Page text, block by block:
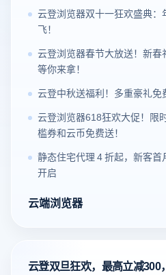
云登浏览器双十一狂欢盛典
飞！
云登浏览器春节大放送！新
等你来拿！
云登中秋送福利！多重豪礼免
云登浏览器618狂欢大促！限
槛券和云币免费送！
静态住宅代理 4 折起，新客
开启
云端浏览器
云登双旦狂欢，最高立减300